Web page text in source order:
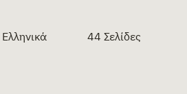
44 Σελίδες